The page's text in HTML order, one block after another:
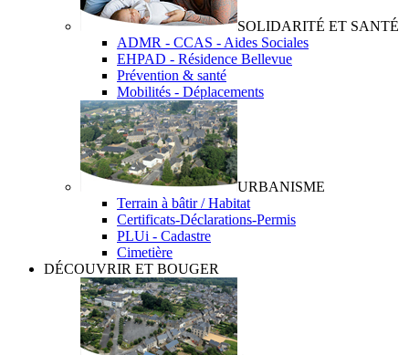
SOLIDARITÉ ET SANTÉ
ADMR - CCAS - Aides Sociales
EHPAD - Résidence Bellevue
Prévention & santé
Mobilités - Déplacements
URBANISME
Terrain à bâtir / Habitat
Certificats-Déclarations-Permis
PLUi - Cadastre
Cimetière
DÉCOUVRIR ET BOUGER